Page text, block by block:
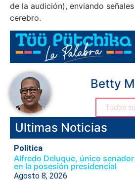
de la audición), enviando
cerebro.
Betty
Todos
Ultimas Noticias
Politica
Alfredo Deluque, único
en la posesión presidencial
Agosto 8, 2026